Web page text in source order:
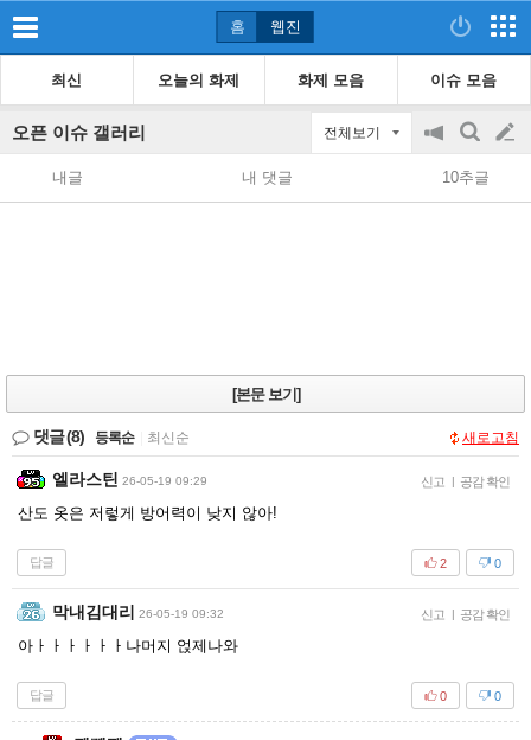
홈 웹진
최신 오늘의 화제 화제 모음 이슈 모음
오픈 이슈 갤러리 전체보기
공
지
on/off
검
색
글
쓰
내글 내 댓글 10추글
[본문 보기]
댓글(8) 등록순 최신순 새로고침
엘라스틴 26-05-19 09:29 신고 | 공감 확인
산도 옷은 저렇게 방어력이 낮지 않아!
답글 0
2
막내김대리 26-05-19 09:32 신고 | 공감 확인
아ㅏㅏㅏㅏㅏㅏ나머지 얹제나와
답글 0
0